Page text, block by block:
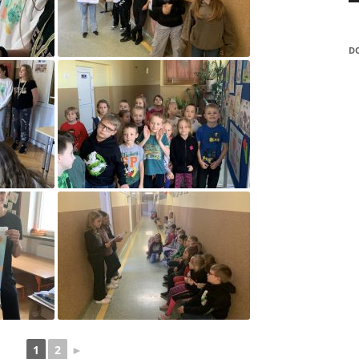
„WIGILIJNĄ, CICHĄ
1 2 ►